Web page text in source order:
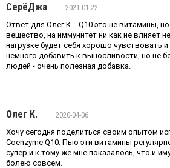
СерёДжа
2021-01-22
Ответ для Олег К. - Q10 это не витамины,
вещество, на иммунитет ни как не влияет
нагрузке будет себя хорошо чувствовать
немного добавить к выносливости, но не
людей - очень полезная добавка.
Олег К.
2020-04-06
Хочу сегодня поделиться своим опытом
Coenzyme Q10. Пью эти витамины
супер и к тому же мне показалось, что и
болею совсем.